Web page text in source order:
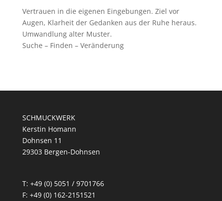
Vertrauen in die eigenen Eingebungen. Ziel vor
Augen, Klarheit der Gedanken aus der Ruhe heraus.
Umwandlung alter Muster.
Suche – Finden – Veränderung
SCHMUCKWERK
Kerstin Homann
Dohnsen 11
29303 Bergen-Dohnsen
T: +49 (0) 5051 / 9701766
F: +49 (0) 162-2151521